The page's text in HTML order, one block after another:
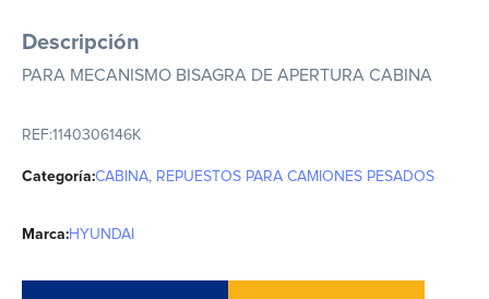
Descripción
PARA MECANISMO BISAGRA DE APERTURA CABINA
REF:1140306146K
Categoría:CABINA, REPUESTOS PARA CAMIONES PESADOS
Marca:HYUNDAI